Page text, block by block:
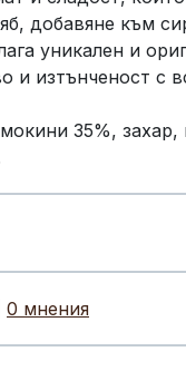
добавяне към
уникален и
и изтънченост с
35%, захар,
0 мнения